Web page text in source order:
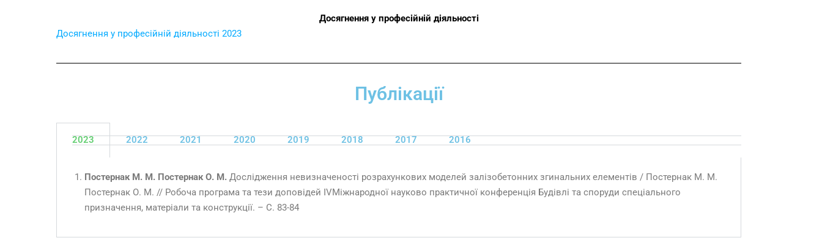
Досягнення у професійній діяльності
Досягнення у професійній діяльності 2023
Публікації
2023 2022 2021 2020 2019 2018 2017 2016
Постернак М. М. Постернак О. М. Дослідження невизначеності розрахункових моделей залізобетонних згинальних елементів / Постернак М. М.
Постернак О. М. // Робоча програма та тези доповідей IVМіжнародної науково практичної конференція Будівлі та споруди спеціального
призначення, матеріали та конструкції. – С. 83-84